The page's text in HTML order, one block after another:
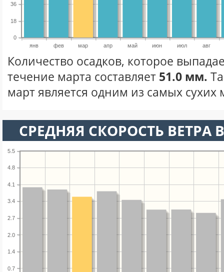
янв фев мар апр май июн июл авг
0
18
36
Количество осадков, которое
течение марта составляет 51.0 мм.
март является одним из самых сухих
СРЕДНЯЯ СКОРОСТЬ ВЕТРА
0.7
1.4
2.0
2.7
3.4
4.1
4.8
5.5